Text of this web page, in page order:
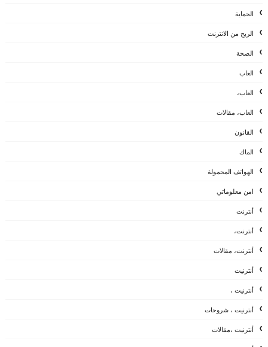
الحماية
الربح من الانترنت
الصحة
العاب
العاب،
العاب، مقالات
القانون
الماك
الهواتف المحمولة
امن معلوماتي
أنترنت
أنترنت،
أنترنت، مقالات
أنترنيت
أنترنيت ،
أنترنيت ، شروحات
أنترنيت ،مقالات